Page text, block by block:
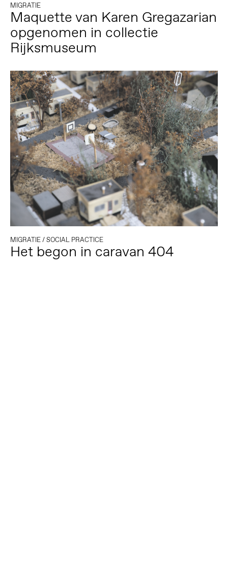
MIGRATIE
Maquette van Karen Gregazarian
opgenomen in collectie
Rijksmuseum
MIGRATIE/SOCIAL PRACTICE
Het begon in caravan 404